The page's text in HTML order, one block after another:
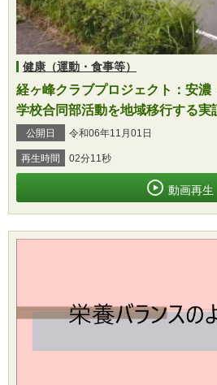
健康（運動・食事等）
経ヶ峰クラブプロジェクト：安濃
学校合同部活動を地域移行する実
公開日 令和06年11月01日
再生時間 02分11秒
動画再生